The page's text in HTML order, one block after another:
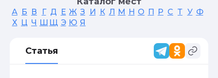
А Б В Г Д Е Ж З И К Л М Н О П Р С Т У Ф
Х Ц Ч Ш Щ Э Ю Я
Статья